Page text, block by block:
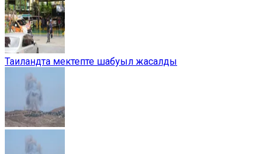
Таиландта мектепте шабуыл жасалды